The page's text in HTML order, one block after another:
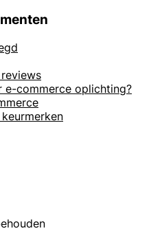
commerce oplichting?